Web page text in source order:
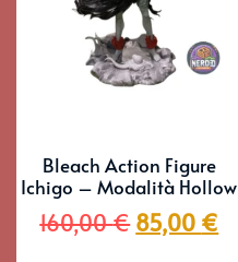
Bleach Action Figure
Ichigo – Modalità Hollow
160,00€ 85,00 €